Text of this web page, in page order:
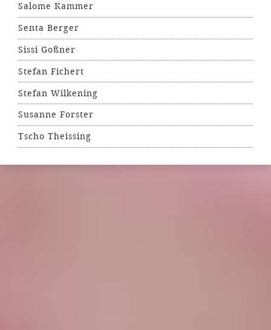
Salome Kammer
Senta Berger
Sissi Goßner
Stefan Fichert
Stefan Wilkening
Susanne Forster
Tscho Theissing